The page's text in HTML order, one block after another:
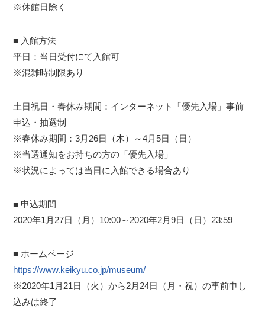
※休館日除く
■ 入館方法
平日：当日受付にて入館可
※混雑時制限あり
土日祝日・春休み期間：インターネット「優先入場」事前
申込・抽選制
※春休み期間：3月26日（木）～4月5日（日）
※当選通知をお持ちの方の「優先入場」
※状況によっては当日に入館できる場合あり
■ 申込期間
2020年1月27日（月）10:00～2020年2月9日（日）23:59
■ ホームページ
https://www.keikyu.co.jp/museum/
※2020年1月21日（火）から2月24日（月・祝）の事前申し
込みは終了